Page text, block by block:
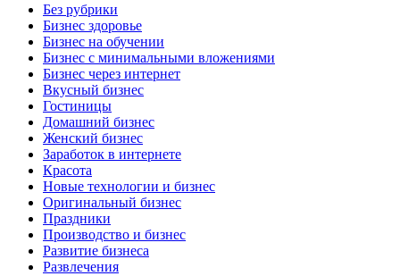
Без рубрики
Бизнес здоровье
Бизнес на обучении
Бизнес с минимальными вложениями
Бизнес через интернет
Вкусный бизнес
Гостиницы
Домашний бизнес
Женский бизнес
Заработок в интернете
Красота
Новые технологии и бизнес
Оригинальный бизнес
Праздники
Производство и бизнес
Развитие бизнеса
Развлечения